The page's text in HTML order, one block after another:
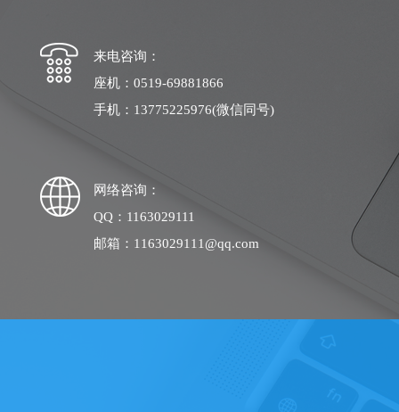
来电咨询：
座机：0519-69881866
手机：13775225976(微信同号)
网络咨询：
QQ：1163029111
邮箱：1163029111@qq.com